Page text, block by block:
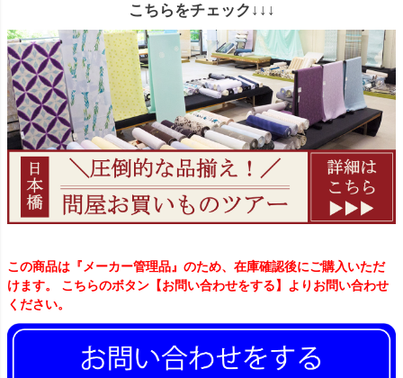
こちらをチェック↓↓↓
この商品は『メーカー管理品』のため、在庫確認後にご購入いただ
けます。 こちらのボタン【お問い合わせをする】よりお問い合わせ
ください。